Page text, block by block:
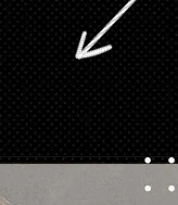
https://danidrops.com.br/es/tendencia-del-cabello-rubio-2025/